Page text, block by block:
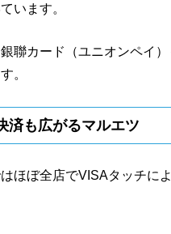
います。
聯カード（ユニオンペイ
。
済も広がるマルエツ
ほぼ全店でVISAタッチに